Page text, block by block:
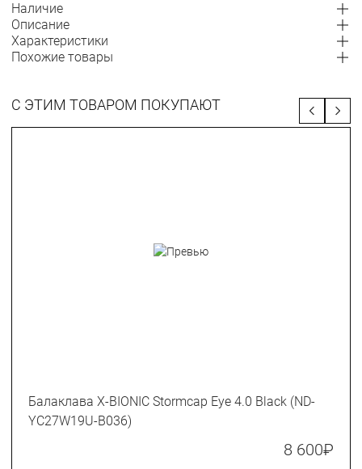
Наличие
Описание
Характеристики
Похожие товары
С ЭТИМ ТОВАРОМ ПОКУПАЮТ
Балаклава X-BIONIC Stormcap Eye 4.0 Black (ND-
YC27W19U-B036)
8 600₽